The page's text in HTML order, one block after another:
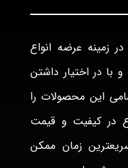
زمينه عرضه انواع
با در اختيار داشتن
اين محصولات را
در كيفيت و قيمت
زمان ممكن